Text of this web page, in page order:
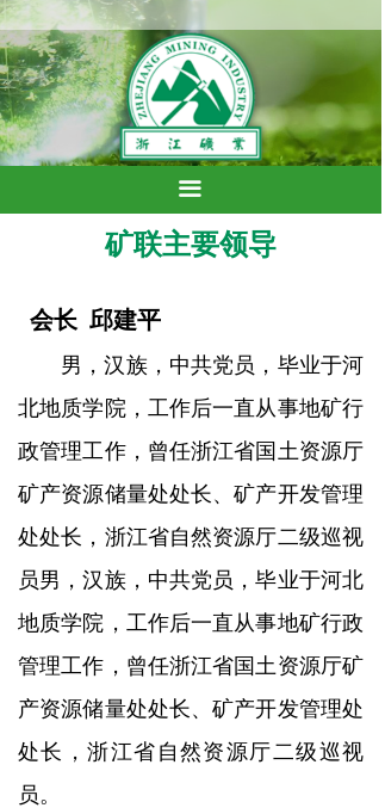
끀
会长 邱建平
男，汉族，中共党员，毕业于河
北地质学院，工作后一直从事地矿行
政管理工作，曾任浙江省国土资源厅
矿产资源储量处处长、矿产开发管理
处处长，浙江省自然资源厅二级巡视
员男，汉族，中共党员，毕业于河北
地质学院，工作后一直从事地矿行政
管理工作，曾任浙江省国土资源厅矿
产资源储量处处长、矿产开发管理处
处长，浙江省自然资源厅二级巡视
员。
矿联主要领导